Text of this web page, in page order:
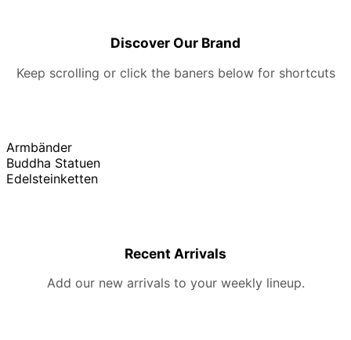
Discover Our Brand
Keep scrolling or click the baners below for shortcuts
Armbänder
Buddha Statuen
Edelsteinketten
Recent Arrivals
Add our new arrivals to your weekly lineup.